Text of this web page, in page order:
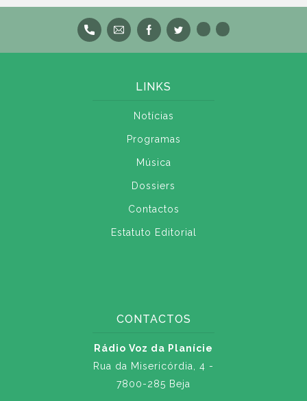
LINKS
Notícias
Programas
Música
Dossiers
Contactos
Estatuto Editorial
CONTACTOS
Rádio Voz da Planície
Rua da Misericórdia, 4 -
7800-285 Beja